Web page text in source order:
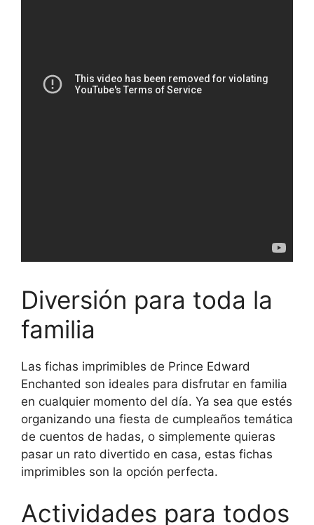
Diversión para toda la
familia
Las fichas imprimibles de Prince Edward
Enchanted son ideales para disfrutar en familia
en cualquier momento del día. Ya sea que estés
organizando una fiesta de cumpleaños temática
de cuentos de hadas, o simplemente quieras
pasar un rato divertido en casa, estas fichas
imprimibles son la opción perfecta.
Actividades para todos